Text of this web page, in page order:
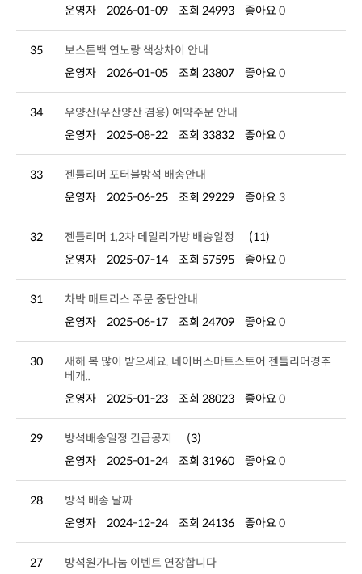
운영자
2026-01-09 조회 24993 좋아요 0
35
보스톤백 연노랑 색상차이 안내
운영자
2026-01-05 조회 23807 좋아요 0
34
우양산(우산양산 겸용) 예약주문 안내
운영자
2025-08-22 조회 33832 좋아요 0
33
젠틀리머 포터블방석 배송안내
운영자
2025-06-25 조회 29229 좋아요 3
32 젠틀리머 1,2차 데일리가방 배송일정
(11)
운영자
2025-07-14 조회 57595 좋아요 0
31
차박 매트리스 주문 중단안내
운영자
2025-06-17 조회 24709 좋아요 0
30
베개..
운영자
2025-01-23 조회 28023 좋아요 0
29 방석배송일정 긴급공지
(3)
운영자
2025-01-24 조회 31960 좋아요 0
28
방석 배송 날짜
운영자
2024-12-24 조회 24136 좋아요 0
27
방석원가나눔 이벤트 연장합니다